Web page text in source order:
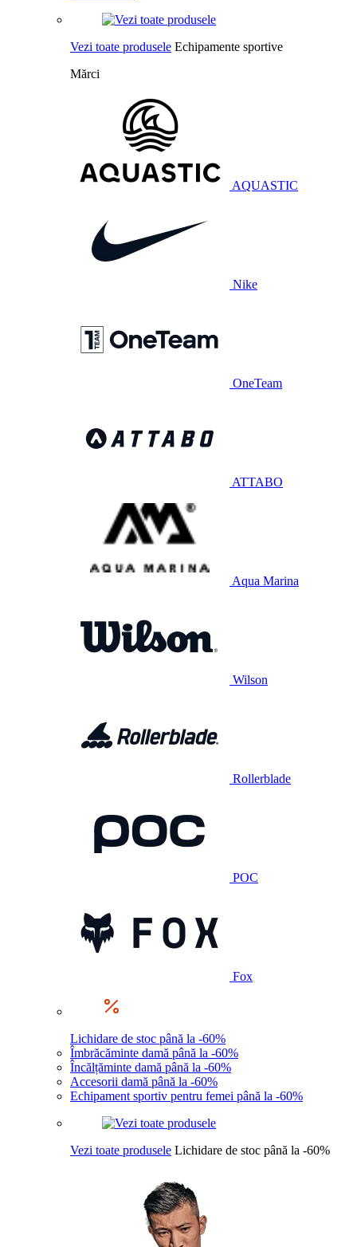
Vezi toate produsele Echipamente sportive
Mărci
AQUASTIC
Nike
OneTeam
ATTABO
Aqua Marina
Wilson
Rollerblade
POC
Fox
Lichidare de stoc până la -60%
Îmbrăcăminte damă până la -60%
Încălțăminte damă până la -60%
Accesorii damă până la -60%
Echipament sportiv pentru femei până la -60%
Vezi toate produsele Lichidare de stoc până la -60%